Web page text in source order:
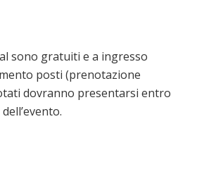
sono gratuiti e a ingresso
posti (prenotazione
dovranno presentarsi entro